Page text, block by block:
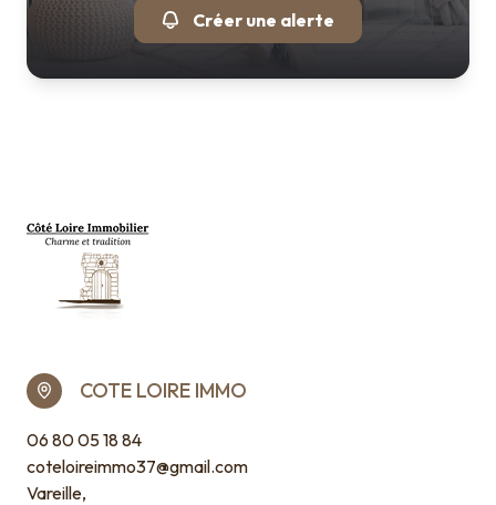
Créer une alerte
COTE LOIRE IMMO
06 80 05 18 84
coteloireimmo37@gmail.com
Vareille,